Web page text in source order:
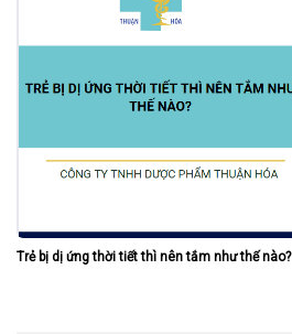
Trẻ bị dị ứng thời tiết thì nên tắm như thế nào?